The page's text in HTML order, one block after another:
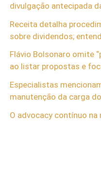
divulgação antecipada
Receita detalha
sobre dividendos;
Flávio Bolsonaro omite
ao listar propostas e
Especialistas
manutenção da carga
O advocacy contínuo